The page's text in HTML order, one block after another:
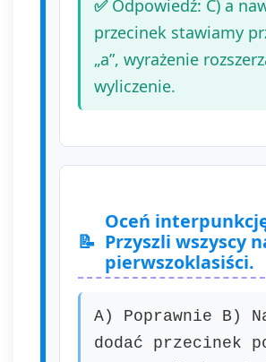
Odpowiedź: C) a
przecinek stawiamy
„a”, wyrażenie
wyliczenie.
Oceń
Przyszli wszyscy
pierwszoklasiści.
A) Poprawnie B)
dodać przecinek